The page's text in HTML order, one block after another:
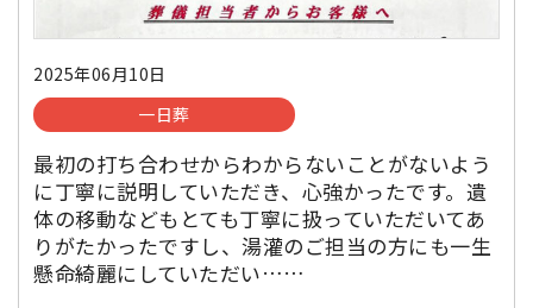
2025年06月10日
一日葬
最初の打ち合わせからわからないことがないよう
に丁寧に説明していただき、心強かったです。遺
体の移動などもとても丁寧に扱っていただいてあ
りがたかったですし、湯灌のご担当の方にも一生
懸命綺麗にしていただい……